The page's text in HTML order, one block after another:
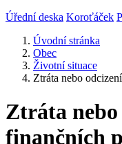
Úřední deska Koroťáček
Úvodní stránka
Obec
Životní situace
Ztráta nebo
Ztráta
finančních